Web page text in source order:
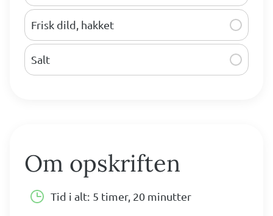
Frisk dild, hakket
Salt
Om opskriften
Tid i alt: 5 timer, 20 minutter